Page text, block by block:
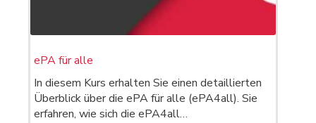
ePA für alle
In diesem Kurs erhalten Sie einen detaillierten
Überblick über die ePA für alle (ePA4all). Sie
erfahren, wie sich die ePA4all…